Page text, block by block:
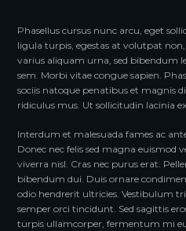
Phasellus cursus nunc arcu, eget
ligula turpis, egestas at volutpat
varius aliquam urna, sed bibendum
sem. Morbi vitae congue sapien.
sociis natoque penatibus et magnis
ridiculus mus. Ut sollicitudin lacinia
Interdum et malesuada fames ac
Donec nec felis sed magna euismod
viverra nisl. Cras nec purus erat.
bibendum dui. Duis ornare
odio hendrerit ultricies. Vestibulum
semper orci tincidunt. Sed sagittis
turpis ullamcorper, fermentum mi